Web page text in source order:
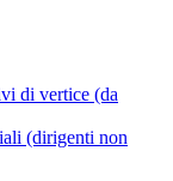
di vertice (da
(dirigenti non